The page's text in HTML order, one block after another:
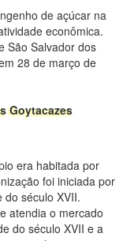
de açúcar na
econômica.
São Salvador dos
28 de março de
Goytacazes
era habitada por
foi iniciada por
do século XVII.
atendia o mercado
do século XVII e a